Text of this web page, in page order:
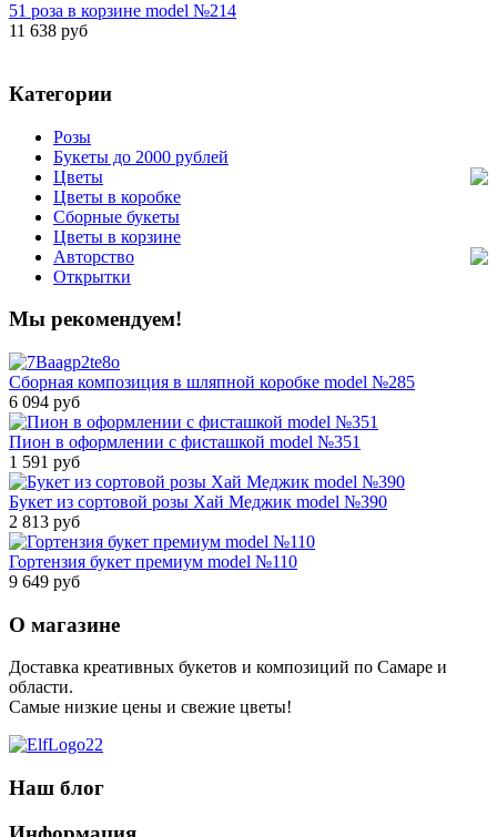
51 роза в корзине model №214
11 638 руб
Категории
Розы
Букеты до 2000 рублей
Цветы
Цветы в коробке
Сборные букеты
Цветы в корзине
Авторство
Открытки
Мы рекомендуем!
Сборная композиция в шляпной коробке model №285
6 094 руб
Пион в оформлении с фисташкой model №351
1 591 руб
Букет из сортовой розы Хай Меджик model №390
2 813 руб
Гортензия букет премиум model №110
9 649 руб
О магазине
Доставка креативных букетов и композиций по Самаре и
области.
Самые низкие цены и свежие цветы!
Наш блог